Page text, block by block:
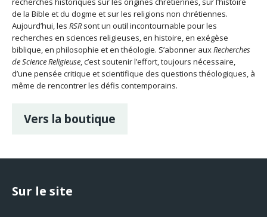
de la Bible et du dogme et sur les religions non chrétiennes.
Aujourd’hui, les RSRsont un outil incontournable pour les
recherches en sciences religieuses, en histoire, en exégèse
biblique, en philosophie et en théologie. S’abonner auxRecherches
de Science Religieuse, c’est soutenir l’effort, toujours nécessaire,
d’une pensée critique et scientifique des questions théologiques, à
même de rencontrer les défis contemporains.
Vers la boutique
Sur le site